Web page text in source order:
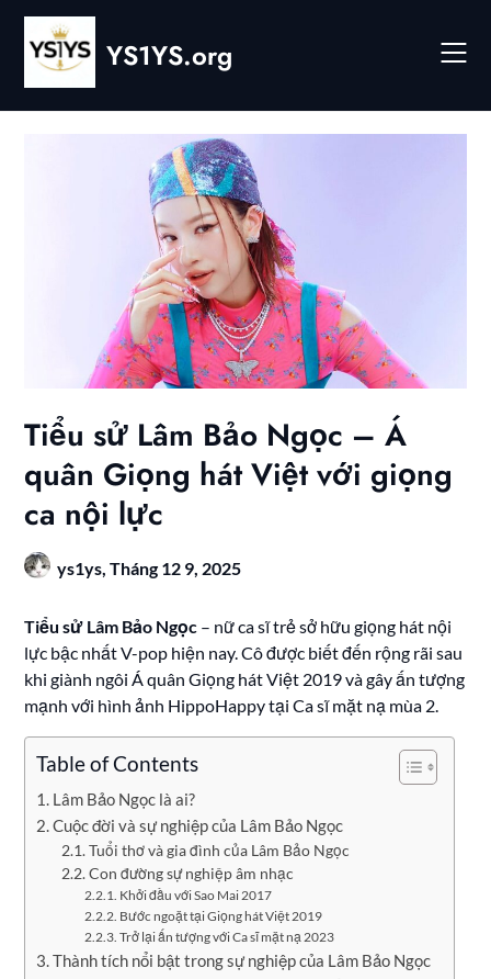
Skip
content
YS1YS.org
Tiểu sử Lâm Bảo Ngọc – Á
quân Giọng hát Việt với giọng
ca nội lực
ys1ys,Tháng 12 9, 2025
Tiểu sử Lâm Bảo Ngọc – nữ ca sĩ trẻ sở hữu giọng hát nội
lực bậc nhất V-pop hiện nay. Cô được biết đến rộng rãi sau
khi giành ngôi Á quân Giọng hát Việt 2019 và gây ấn tượng
mạnh với hình ảnh HippoHappy tại Ca sĩ mặt nạ mùa 2.
Table of Contents
Lâm Bảo Ngọc là ai?
Cuộc đời và sự nghiệp của Lâm Bảo Ngọc
Tuổi thơ và gia đình của Lâm Bảo Ngọc
Con đường sự nghiệp âm nhạc
Khởi đầu với Sao Mai 2017
Bước ngoặt tại Giọng hát Việt 2019
Trở lại ấn tượng với Ca sĩ mặt nạ 2023
Thành tích nổi bật trong sự nghiệp của Lâm Bảo Ngọc